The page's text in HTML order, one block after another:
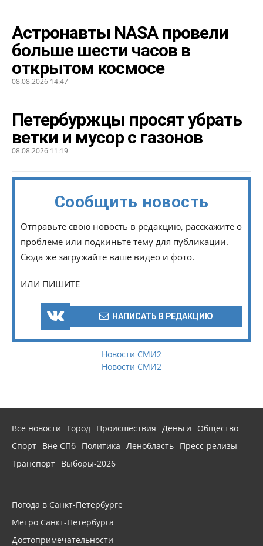
Астронавты NASA провели
больше шести часов в
открытом космосе
08.08.2026 14:47
Петербуржцы просят убрать
ветки и мусор с газонов
08.08.2026 11:19
Сообщить новость
Отправьте свою новость в редакцию, расскажите о
проблеме или подкиньте тему для публикации.
Сюда же загружайте ваше видео и фото.
ИЛИ ПИШИТЕ
НАПИСАТЬ В РЕДАКЦИЮ
Новости СМИ2
Новости СМИ2
Все новости Город Происшествия Деньги
Общество
Спорт Вне СПб Политика Ленобласть Пресс-релизы
Транспорт Выборы-2026
Погода в Санкт-Петербурге
Метро Санкт-Петербурга
Достопримечательности